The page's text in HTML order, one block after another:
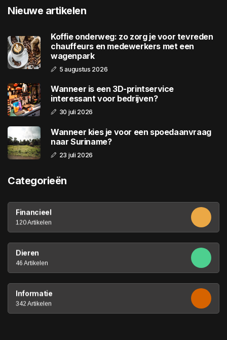
Nieuwe artikelen
Koffie onderweg: zo zorg je voor tevreden
chauffeurs en medewerkers met een
wagenpark
5 augustus 2026
Wanneer is een 3D-printservice
interessant voor bedrijven?
30 juli 2026
Wanneer kies je voor een spoedaanvraag
naar Suriname?
23 juli 2026
Categorieën
Financieel
120 Artikelen
Dieren
46 Artikelen
Informatie
342 Artikelen